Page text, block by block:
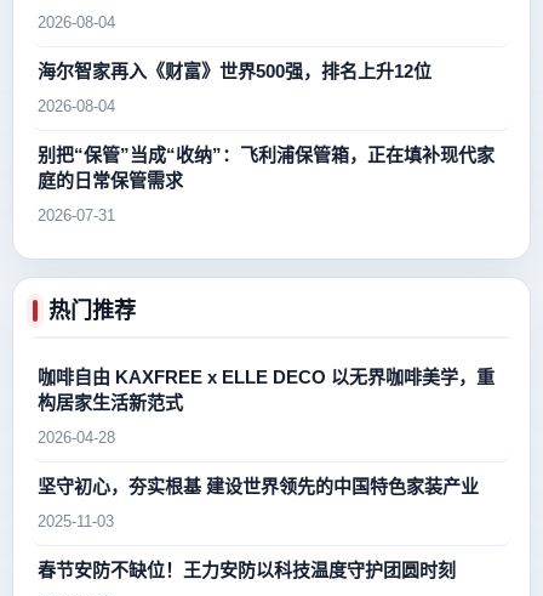
2026-08-04
海尔智家再入《财富》世界500强，排名上升12位
2026-08-04
别把“保管”当成“收纳”：飞利浦保管箱，正在填补现代家
庭的日常保管需求
2026-07-31
热门推荐
咖啡自由 KAXFREE x ELLE DECO 以无界咖啡美学，重
构居家生活新范式
2026-04-28
坚守初心，夯实根基 建设世界领先的中国特色家装产业
2025-11-03
春节安防不缺位！王力安防以科技温度守护团圆时刻